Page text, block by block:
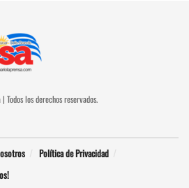
los derechos reservados.
Política de Privacidad